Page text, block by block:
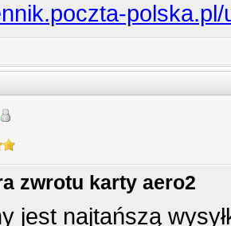
zwrotu karty aero2
jest najtańszą